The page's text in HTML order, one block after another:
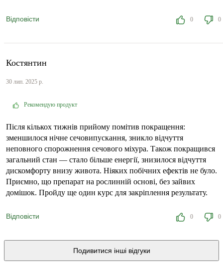
Відповісти 0 0
Костянтин
30 лип. 2025 р.
Рекомендую продукт
Після кількох тижнів прийому помітив покращення:
зменшилося нічне сечовипускання, зникло відчуття
неповного спорожнення сечового міхура. Також покращився
загальний стан — стало більше енергії, знизилося відчуття
дискомфорту внизу живота. Ніяких побічних ефектів не було.
Приємно, що препарат на рослинній основі, без зайвих
домішок. Пройду ще один курс для закріплення результату.
Відповісти 0 0
Подивитися інші відгуки